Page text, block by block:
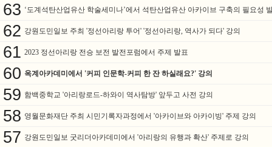
63 ‘도계석탄산업유산 학술세미나’에서 석탄산업유산 아카이브 구축의 필요성
62 강원도민일보 주최 '정선아리랑 투어' '정선아리랑, 역사가 되다' 강의
61 2023 정선아리랑 전승 보전 발전포럼에서 주제 발표
60 옥계아카데미에서 '커피 인문학-커피 한 잔 하실래요?' 강의
59 함백중학교 '아리랑로드-하와이 역사탐방' 앞두고 사전 강의
58 영월문화재단 주최 시민기록자과정에서 '아카이브와 아카이빙' 주제 강의
57 강원도민일보 굿리더아카데미에서 '아리랑의 유행과 확산' 주제로 강의